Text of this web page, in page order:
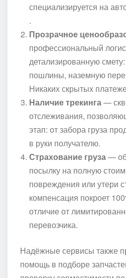
специализируется на
.
Прозрачное
профессиональный
детализированную
пошлины, наземную
Никаких скрытых
Наличие трекинга—
отслеживания,
этап: от забора груза
в руки получателю.
Страхование груза—
посылку на полную
повреждения или утери
компенсация покроет
отличие от
перевозчика.
Надёжные сервисы также
помощь в подборе